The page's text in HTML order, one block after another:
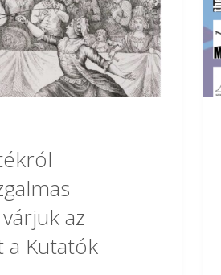
az
Kutatók